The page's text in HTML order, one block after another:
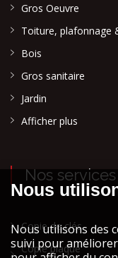
Gros Oeuvre
Toiture, plafonnage
Bois
Gros sanitaire
Jardin
Afficher plus
Nos services
Copie de clés
Copie plaque